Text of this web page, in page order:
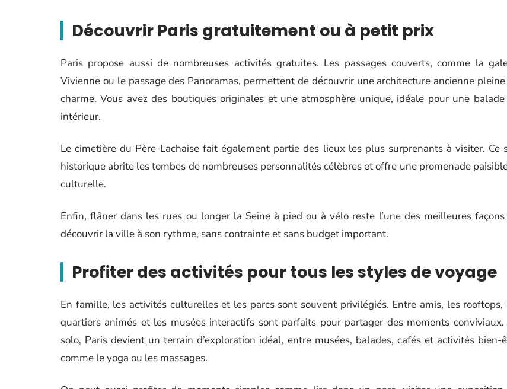
Découvrir Paris gratuitement ou à petit prix
Paris propose aussi de nombreuses activités gratuites. Les passages couverts, comme la
Vivienne ou le passage des Panoramas, permettent de découvrir une architecture ancienne
charme. Vous avez des boutiques originales et une atmosphère unique, idéale pour une balade
intérieur.
Le cimetière du Père-Lachaise fait également partie des lieux les plus surprenants à visiter. Ce
historique abrite les tombes de nombreuses personnalités célèbres et offre une promenade
culturelle.
Enfin, flâner dans les rues ou longer la Seine à pied ou à vélo reste l’une des meilleures
découvrir la ville à son rythme, sans contrainte et sans budget important.
Profiter des activités pour tous les styles de voyage
En famille, les activités culturelles et les parcs sont souvent privilégiés. Entre amis, les rooftops,
quartiers animés et les musées interactifs sont parfaits pour partager des moments conviviaux.
solo, Paris devient un terrain d’exploration idéal, entre musées, balades, cafés et activités bien-
comme le yoga ou les massages.